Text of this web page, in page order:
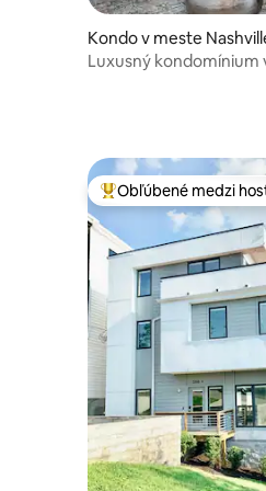
Kondo v meste
Luxusný kondomínium
Najobľúbenejšie medzi
Obľúbené medzi